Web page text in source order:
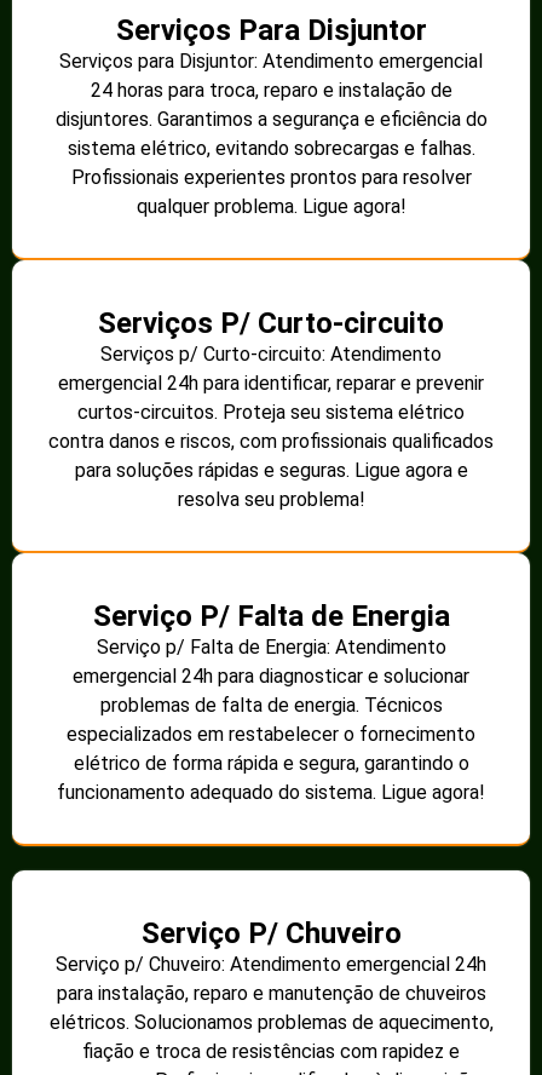
Serviços Para Disjuntor
Serviços para Disjuntor: Atendimento emergencial
24 horas para troca, reparo e instalação de
disjuntores. Garantimos a segurança e eficiência do
sistema elétrico, evitando sobrecargas e falhas.
Profissionais experientes prontos para resolver
qualquer problema. Ligue agora!
Serviços P/ Curto-circuito
Serviços p/ Curto-circuito: Atendimento
emergencial 24h para identificar, reparar e prevenir
curtos-circuitos. Proteja seu sistema elétrico
contra danos e riscos, com profissionais qualificados
para soluções rápidas e seguras. Ligue agora e
resolva seu problema!
Serviço P/ Falta de Energia
Serviço p/ Falta de Energia: Atendimento
emergencial 24h para diagnosticar e solucionar
problemas de falta de energia. Técnicos
especializados em restabelecer o fornecimento
elétrico de forma rápida e segura, garantindo o
funcionamento adequado do sistema. Ligue agora!
Serviço P/ Chuveiro
Serviço p/ Chuveiro: Atendimento emergencial 24h
para instalação, reparo e manutenção de chuveiros
elétricos. Solucionamos problemas de aquecimento,
fiação e troca de resistências com rapidez e